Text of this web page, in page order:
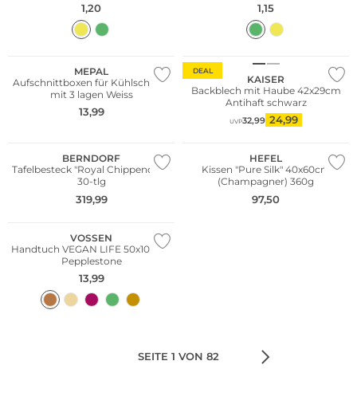
1,20 1,15
MEPAL
Aufschnittboxen für Kühlschrank
mit 3 lagen Weiss
13,99
DEAL
KAISER
Backblech mit Haube 42x29cm
Antihaft schwarz
UVP32,99 24,99
BERNDORF
Tafelbesteck "Royal Chippendale"
30-tlg
319,99
HEFEL
Kissen "Pure Silk" 40x60cm
(Champagner) 360g
97,50
VOSSEN
Handtuch VEGAN LIFE 50x100cm
Pepplestone
13,99
SEITE 1 VON 82